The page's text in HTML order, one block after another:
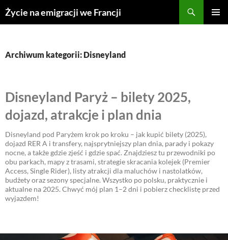
Przejdź
doŻycie na emigracji we Francji
Archiwum kategorii: Disneyland
Disneyland Paryż – bilety 2025,
dojazd, atrakcje i plan dnia
Disneyland pod Paryżem krok po kroku – jak kupić bilety (2025),
dojazd RER A i transfery, najsprytniejszy plan dnia, parady i pokazy
nocne, a także gdzie zjeść i gdzie spać. Znajdziesz tu przewodniki po
obu parkach, mapy z trasami, strategie skracania kolejek (Premier
Access, Single Rider), listy atrakcji dla maluchów i nastolatków,
budżety oraz sezony specjalne. Wszystko po polsku, praktycznie i
aktualne na 2025. Chwyć mój plan 1–2 dni i pobierz checklistę przed
wyjazdem!